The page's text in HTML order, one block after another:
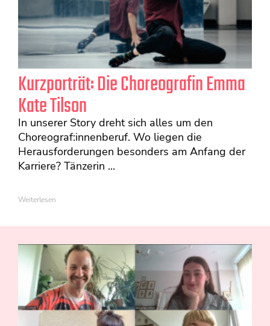
Kurzporträt: Die Choreografin Emma
Kate Tilson
In unserer Story dreht sich alles um den
Choreograf:innenberuf. Wo liegen die
Herausforderungen besonders am Anfang der
Karriere? Tänzerin ...
Weiterlesen